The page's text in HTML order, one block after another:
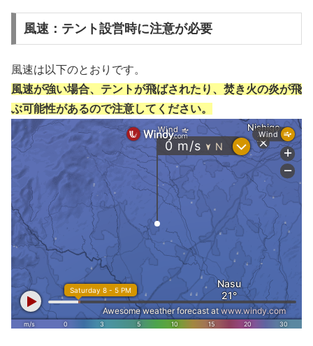
風速：テント設営時に注意が必要
風速は以下のとおりです。
風速が強い場合、テントが飛ばされたり、焚き火の炎が飛
ぶ可能性があるので注意してください。